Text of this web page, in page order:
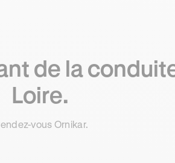
de la
Loire.
vous Ornikar.